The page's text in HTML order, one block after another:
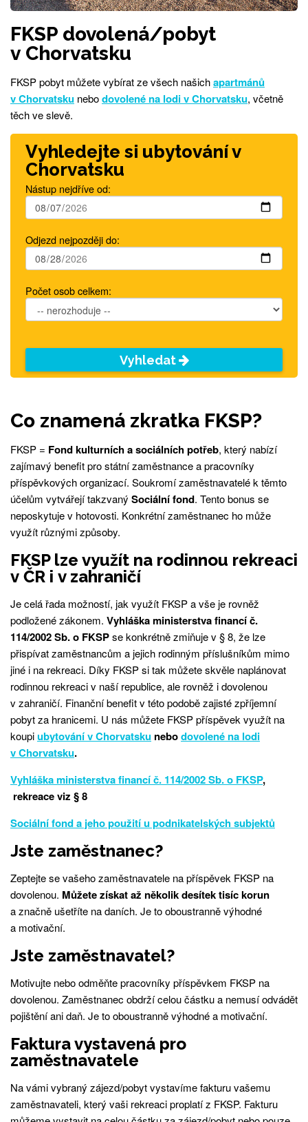
FKSP dovolená/pobyt
v Chorvatsku
FKSP pobyt můžete vybírat ze všech našichapartmánů
v Chorvatsku nebodovolené na lodi v Chorvatsku, včetně
těch ve slevě.
Vyhledejte si ubytování v
Chorvatsku
Nástup nejdříve od:
Odjezd nejpozději do:
Počet osob celkem:
Vyhledat
Co znamená zkratka FKSP?
FKSP = Fond kulturních a sociálních potřeb, který nabízí
zajímavý benefit pro státní zaměstnance a pracovníky
příspěvkových organizací. Soukromí zaměstnavatelé k těmto
účelům vytvářejí takzvaný Sociální fond. Tento bonus se
neposkytuje v hotovosti. Konkrétní zaměstnanec ho může
využít různými způsoby.
FKSP lze využít na rodinnou rekreaci
v ČR i v zahraničí
Je celá řada možností, jak využít FKSP a vše je rovněž
podložené zákonem. Vyhláška ministerstva financí č.
114/2002 Sb. o FKSPse konkrétně zmiňuje v § 8, že lze
přispívat zaměstnancům a jejich rodinným příslušníkům mimo
jiné i na rekreaci. Díky FKSP si tak můžete skvěle naplánovat
rodinnou rekreaci v naší republice, ale rovněž i dovolenou
v zahraničí. Finanční benefit v této podobě zajisté zpříjemní
pobyt za hranicemi. U nás můžete FKSP příspěvek využít na
koupiubytování v Chorvatsku nebodovolené na lodi
v Chorvatsku.
Vyhláška ministerstva financí č. 114/2002 Sb. o FKSP,
rekreace viz § 8
Sociální fond a jeho použití u podnikatelských subjektů
Jste zaměstnanec?
Zeptejte se vašeho zaměstnavatele na příspěvek FKSP na
dovolenou. Můžete získat až několik desítek tisíc korun
a značně ušetříte na daních. Je to oboustranně výhodné
a motivační.
Jste zaměstnavatel?
Motivujte nebo odměňte pracovníky příspěvkem FKSP na
dovolenou. Zaměstnanec obdrží celou částku a nemusí odvádět
pojištění ani daň. Je to oboustranně výhodné a motivační.
Faktura vystavená pro
zaměstnavatele
Na vámi vybraný zájezd/pobyt vystavíme fakturu vašemu
zaměstnavateli, který vaši rekreaci proplatí z FKSP. Fakturu